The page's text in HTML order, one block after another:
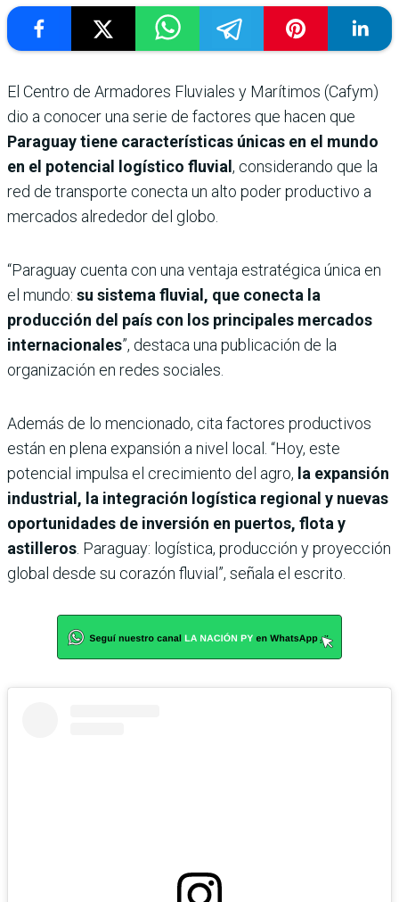
El Centro de Armadores Fluviales y Marítimos (Cafym)
dio a conocer una serie de factores que hacen que
Paraguay tiene características únicas en el mundo
en el potencial logístico fluvial , considerando que la
red de transporte conecta un alto poder productivo a
mercados alrededor del globo.
“Paraguay cuenta con una ventaja estratégica única en
el mundo: su sistema fluvial, que conecta la
producción del país con los principales mercados
internacionales”, destaca una publicación de la
organización en redes sociales.
Además de lo mencionado, cita factores productivos
están en plena expansión a nivel local. “Hoy, este
potencial impulsa el crecimiento del agro, la expansión
industrial, la integración logística regional y nuevas
oportunidades de inversión en puertos, flota y
astilleros . Paraguay: logística, producción y proyección
global desde su corazón fluvial”, señala el escrito.